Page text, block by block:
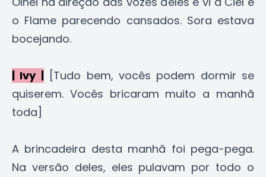
o Flame parecendo cansados. Sora estava
bocejando.
| Ivy |[Tudo bem, vocês podem dormir se
quiserem. Vocês bricaram muito a manhã
toda]
A brincadeira desta manhã foi pega-pega.
Na versão deles, eles pulavam por todo o